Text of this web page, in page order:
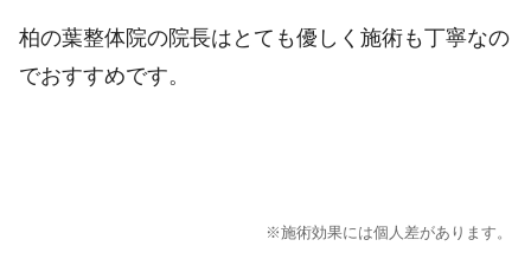
柏の葉整体院の院長はとても優しく施術も丁寧なの
でおすすめです。
※施術効果には個人差があります。